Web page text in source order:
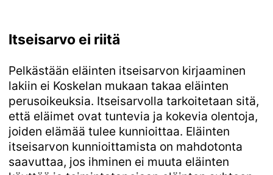
Itseisarvo ei riitä
Pelkästään eläinten itseisarvon kirjaaminen
lakiin ei Koskelan mukaan takaa eläinten
perusoikeuksia. Itseisarvolla tarkoitetaan sitä,
että eläimet ovat tuntevia ja kokevia olentoja,
joiden elämää tulee kunnioittaa. Eläinten
itseisarvon kunnioittamista on mahdotonta
saavuttaa, jos ihminen ei muuta eläinten